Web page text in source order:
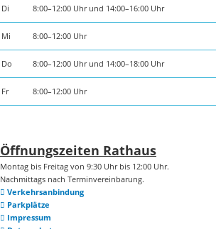
Di 8:00–12:00 Uhr und 14:00–16:00 Uhr
Mi 8:00–12:00 Uhr
Do 8:00–12:00 Uhr und 14:00–18:00 Uhr
Fr 8:00–12:00 Uhr
Öffnungszeiten Rathaus
Montag bis Freitag von 9:30 Uhr bis 12:00 Uhr.
Nachmittags nach Terminvereinbarung.
Verkehrsanbindung
Parkplätze
Impressum